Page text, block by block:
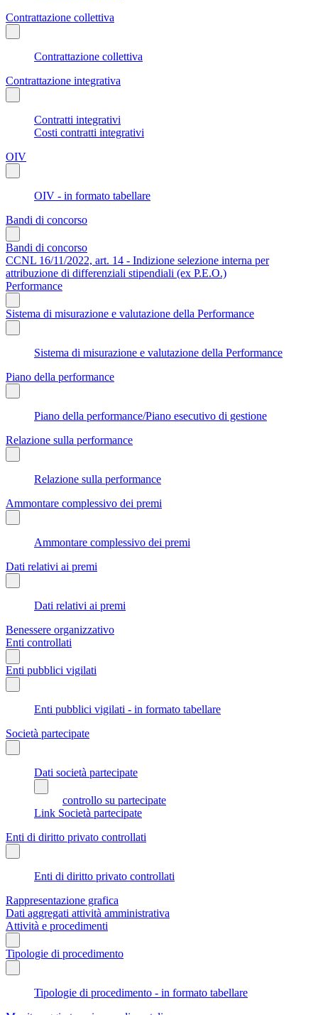
Contrattazione collettiva
Contrattazione collettiva
Contrattazione integrativa
Contratti integrativi
Costi contratti integrativi
OIV
OIV - in formato tabellare
Bandi di concorso
Bandi di concorso
CCNL 16/11/2022, art. 14 - Indizione selezione interna per
attribuzione di differenziali stipendiali (ex P.E.O.)
Performance
Sistema di misurazione e valutazione della Performance
Sistema di misurazione e valutazione della Performance
Piano della performance
Piano della performance/Piano esecutivo di gestione
Relazione sulla performance
Relazione sulla performance
Ammontare complessivo dei premi
Ammontare complessivo dei premi
Dati relativi ai premi
Dati relativi ai premi
Benessere organizzativo
Enti controllati
Enti pubblici vigilati
Enti pubblici vigilati - in formato tabellare
Società partecipate
Dati società partecipate
controllo su partecipate
Link Società partecipate
Enti di diritto privato controllati
Enti di diritto privato controllati
Rappresentazione grafica
Dati aggregati attività amministrativa
Attività e procedimenti
Tipologie di procedimento
Tipologie di procedimento - in formato tabellare